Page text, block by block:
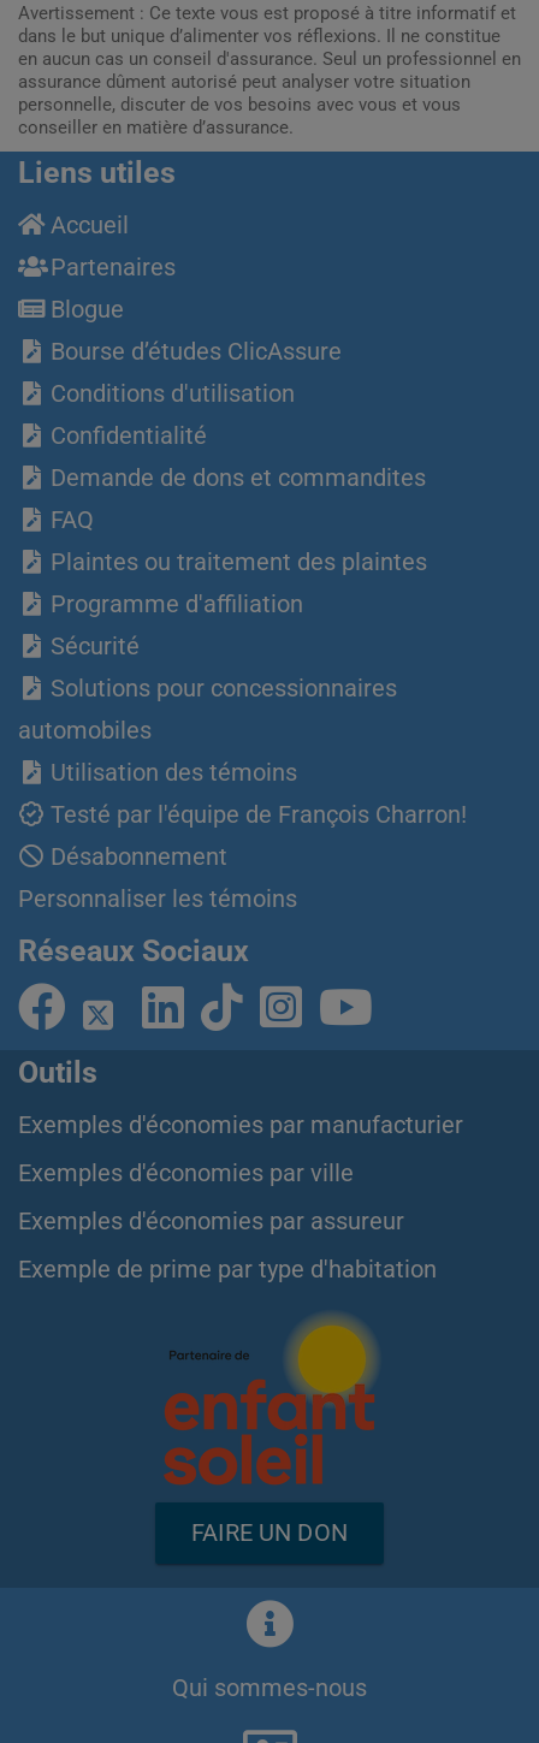
Avertissement : Ce texte vous est proposé à titre informatif et
dans le but unique d’alimenter vos réflexions. Il ne constitue
en aucun cas un conseil d'assurance. Seul un professionnel en
assurance dûment autorisé peut analyser votre situation
personnelle, discuter de vos besoins avec vous et vous
conseiller en matière d’assurance.
Liens utiles
Accueil
Partenaires
Blogue
Bourse d’études ClicAssure
Conditions d'utilisation
Confidentialité
Demande de dons et commandites
FAQ
Plaintes ou traitement des plaintes
Programme d'affiliation
Sécurité
Solutions pour concessionnaires
automobiles
Utilisation des témoins
Testé par l'équipe de François Charron!
Désabonnement
Personnaliser les témoins
Réseaux Sociaux
Outils
Exemples d'économies par manufacturier
Exemples d'économies par ville
Exemples d'économies par assureur
Exemple de prime par type d'habitation
FAIRE UN DON
Qui sommes-nous